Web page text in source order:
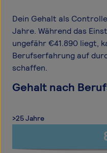
Dein Gehalt als
Jahre. Während das
ungefähr €41.890 liegt,
Berufserfahrung auf
schaffen.
Gehalt nach
>25 Jahre